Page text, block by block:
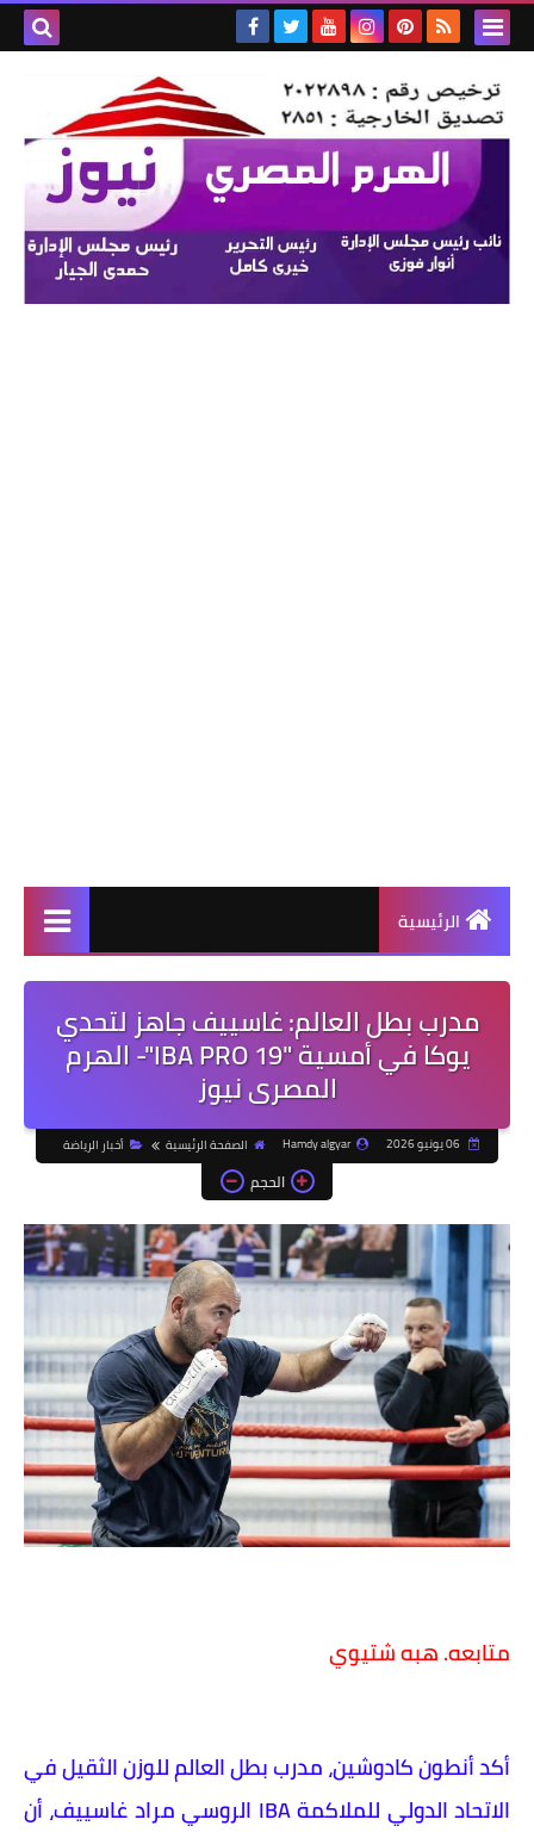
الرئيسية
مدرب بطل العالم: غاسييف جاهز لتحدي
يوكا في أمسية "IBA PRO 19"- الهرم
المصرى نيوز
Hamdy algyar الصفحة الرئيسية أخبار الرياضة
الحجم
متابعه. هبه شتيوي
أكد أنطون كادوشين، مدرب بطل العالم للوزن الثقيل في
الاتحاد الدولي للملاكمة IBA الروسي مراد غاسييف، أن